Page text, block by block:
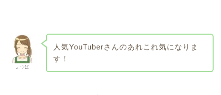
よつば
人気YouTuberさんのあれこれ気になりま
す！